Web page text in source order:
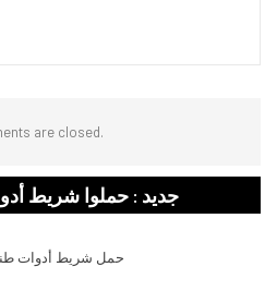
are closed.
جديد : حملوا شريط